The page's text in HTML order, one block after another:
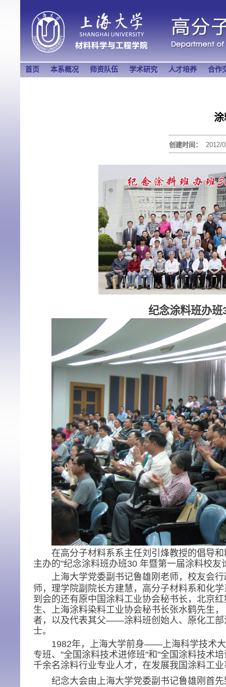
首页 本系概况 师资队伍 学术研究 人才培养 合作
涂
创建时间： 2012/
纪念涂料班办班
在高分子材料系系主任刘引烽教授的倡导
主办的"纪念涂料班办班30 年暨第一届涂料校友
上海大学党委副书记鲁雄刚 老师，校友会行
师 ，理学院副院长方建慧，高分子材料系和化
到会的还有原中国涂料工业协会秘书长，北京
生、上海涂料染料工业协会秘书长张水鹤先生
者，以及代表其父——涂料班创始人、原化工部
士。
1982年，上海大学前身——上海科学技术
专班、 "全国涂料技术进修班"和"全国涂料技术培
千余名涂料行业专业人才，在发展我国涂料工
纪念大会由上海大学党委副书记鲁雄刚首